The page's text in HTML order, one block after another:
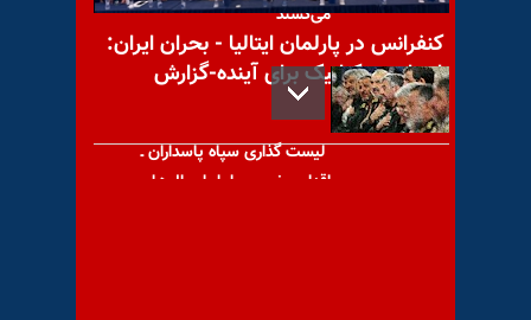
می‌کشند
لیست‌ گذاری سپاه پاسداران ـ
اقدامی ضروری اما با سال‌ها
کنفرانس در پارلمان ایتالیا - بحران ایران:
راه‌حل دموکراتیک برای آینده-گزارش
تصویری